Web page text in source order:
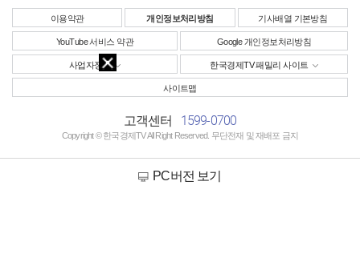
이용약관 개인정보처리방침 기사배열 기본방침
YouTube 서비스 약관 Google 개인정보처리방침
사업자정보 한국경제TV 패밀리 사이트
사이트맵
고객센터 1599-0700
Copyright © 한국경제TV All Right Reserved. 무단전재 및 재배포 금지
PC버전 보기